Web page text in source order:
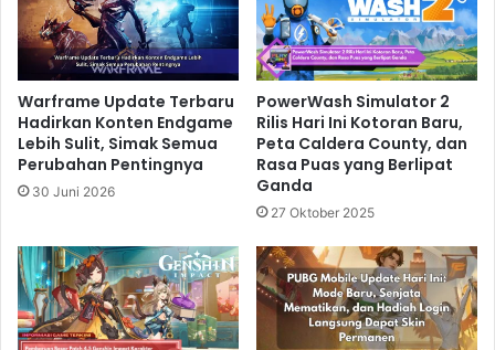
Warframe Update Terbaru
Hadirkan Konten Endgame
Lebih Sulit, Simak Semua
Perubahan Pentingnya
30 Juni 2026
PowerWash Simulator 2
Rilis Hari Ini Kotoran Baru,
Peta Caldera County, dan
Rasa Puas yang Berlipat
Ganda
27 Oktober 2025